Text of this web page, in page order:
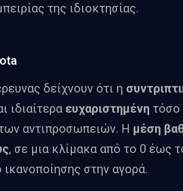
της ιδιοκτησίας.
δείχνουν ότι η
ιδιαίτερα ευχαριστημένη τόσο
αντιπροσωπειών. Η μέση
, σε μια κλίμακα από το 0 έως
στην αγορά.